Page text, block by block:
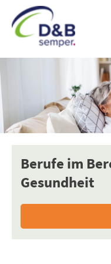
Berufe im
Gesundheit